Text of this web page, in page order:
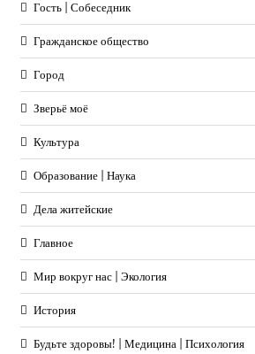
Гость | Собеседник
Гражданское общество
Город
Зверьё моё
Культура
Образование | Наука
Дела житейские
Главное
Мир вокруг нас | Экология
История
Будьте здоровы! | Медицина | Психология